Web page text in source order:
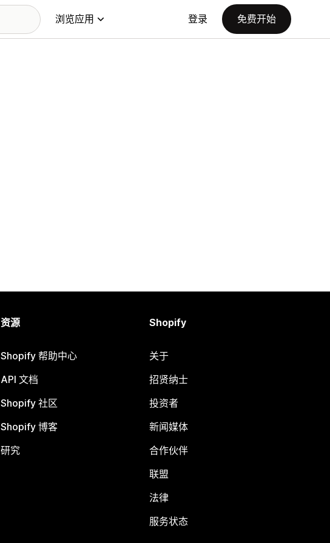
浏览应用 登录 免费开始
资源
Shopify 帮助中心
API 文档
Shopify 社区
Shopify 博客
研究
Shopify
关于
招贤纳士
投资者
新闻媒体
合作伙伴
联盟
法律
服务状态